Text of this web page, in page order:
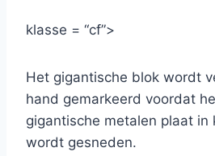
klasse = “cf”>
Het gigantische blok wordt
hand gemarkeerd voordat
gigantische metalen plaat in
wordt gesneden.